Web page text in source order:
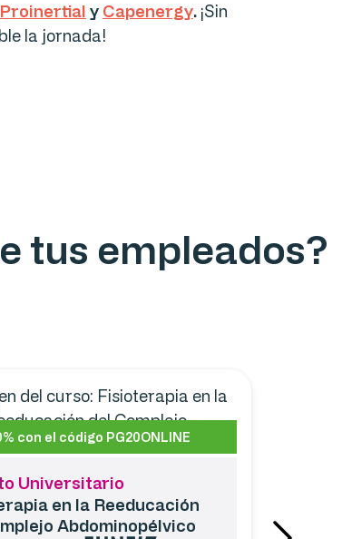
Proinertial y Capenergy. ¡Sin
la jornada!
tus empleados?
con el código PG20ONLINE
Universitario
en la Reeducación
Abdominopélvico